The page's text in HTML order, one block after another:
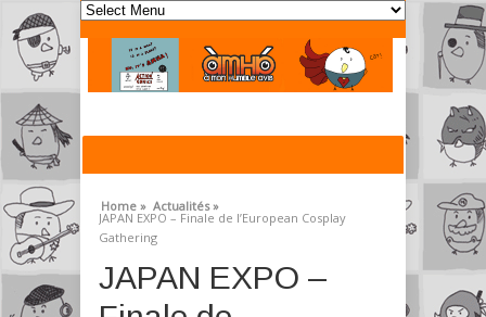
Home » Actualités »
JAPAN EXPO – Finale de l’European Cosplay
Gathering
JAPAN EXPO –